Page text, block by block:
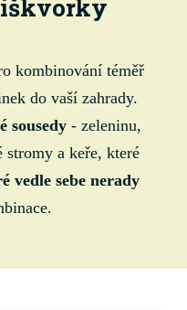
kombinování téměř
do vaší zahrady.
sousedy - zeleninu,
a keře, které
vedle sebe nerady